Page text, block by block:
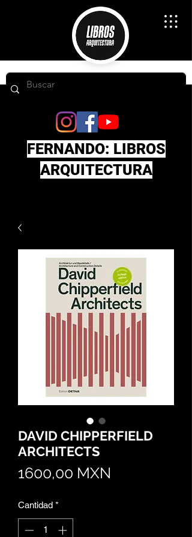
FERNANDO: LIBROS
ARQUITECTURA
DAVID CHIPPERFIELD
ARCHITECTS
1600,00 MXN
Cantidad *